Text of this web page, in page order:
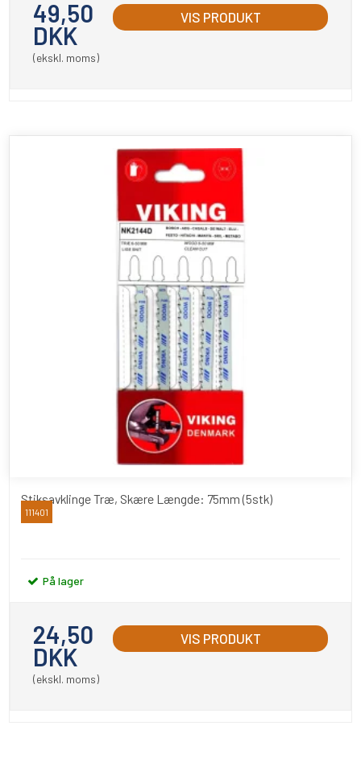
49,50
DKK
(ekskl. moms)
VIS PRODUKT
Stiksavklinge Træ, Skære Længde: 75mm (5stk)
Viking
111401
På lager
24,50
DKK
(ekskl. moms)
VIS PRODUKT